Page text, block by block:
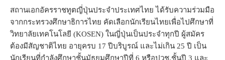
สถานเอกอัครราชทูตญี่ปุ่นประจำประเทศไทย ได้รับความร่วมมือ
จากกระทรวงศึกษาธิการไทย คัดเลือกนักเรียนไทยเพื่อไปศึกษาที่
วิทยาลัยเทคโนโลยี (KOSEN) ในญี่ปุ่นเป็นประจำทุกปี ผู้สมัคร
ต้องมีสัญชาติไทย อายุครบ 17 ปีบริบูรณ์ และไม่เกิน 25 ปี เป็น
นักเรียนที่กำลังศึกษาชั้นมัธยมศึกษาปีที่ 6 หรือปวช.ชั้นปี 3 และ